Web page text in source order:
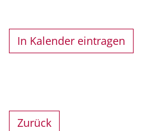
In Kalender eintragen
Zurück